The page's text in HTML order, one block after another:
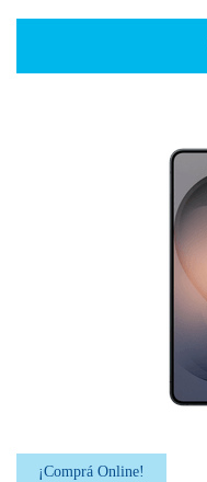
¡Comprá Online!